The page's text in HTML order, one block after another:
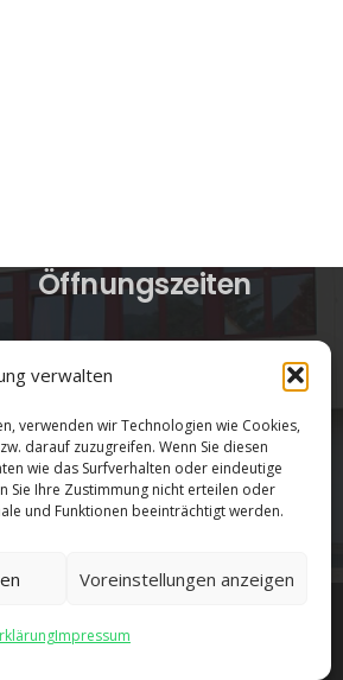
verwalten
verwenden wir Technologien wie Cookies,
darauf zuzugreifen. Wenn Sie diesen
wie das Surfverhalten oder eindeutige
Sie Ihre Zustimmung nicht erteilen oder
und Funktionen beeinträchtigt werden.
Voreinstellungen anzeigen
Impressum
Öffnungszeiten
verwaltung@gsra-ver.de
Mo – Do: 07:00 – 14:30 Uhr
Fr: 07:00 – 13:30 Uhr